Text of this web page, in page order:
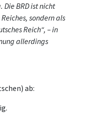
BRD istnicht
sondern als
Reich“, – in
allerdings
ab: